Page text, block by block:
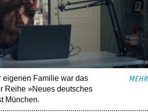
eigenen Familie war das
Reihe »Neues deutsches
München.
MEHR